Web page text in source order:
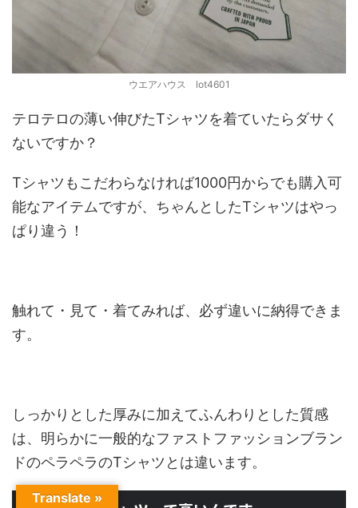
ウエアハウス lot4601
テロテロの薄い伸びたTシャツを着ていたらダサく
ないですか？
Tシャツもこだわらなければ1000円からでも購入可
能なアイテムですが、ちゃんとしたTシャツはやっ
ぱり違う！
触れて・見て・着てみれば、必ず違いに納得できま
す。
しっかりとした厚みに加えてふんわりとした質感
は、明らかに一般的なファストファッションブラン
ドのペラペラのTシャツとは違います。
Translate »